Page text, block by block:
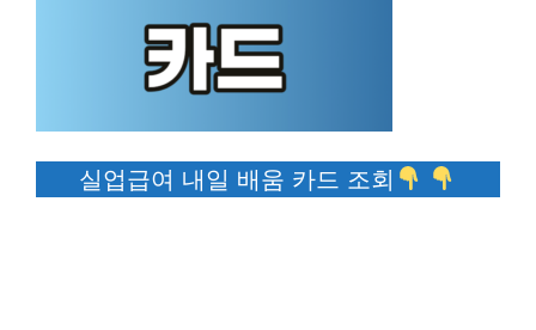
실업급여 내일 배움 카드 조회